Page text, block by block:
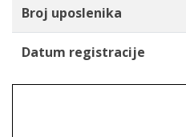
Broj uposlenika
Datum registracije